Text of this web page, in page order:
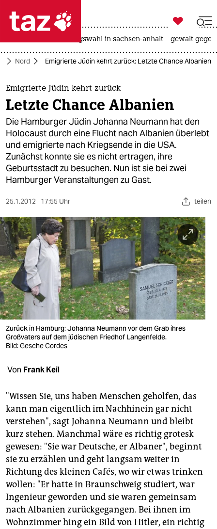
 taz zahl ich
taz zahl ich
themen
politik
öko
gesellschaft
kultur
sport
berlin
nord
wahrheit
verlag
verlag
veranstaltungen
shop
abo
genossenschaft
epaper login

taz zahl ich
landtagswahl in sachsen-anhalt gewalt
Nord Emigrierte Jüdin kehrt zurück: Letzte Chance Albanien
Emigrierte Jüdin kehrt zurück
Letzte Chance Albanien
Die Hamburger Jüdin Johanna Neumann hat den
Holocaust durch eine Flucht nach Albanien überlebt
und emigrierte nach Kriegsende in die USA.
Zunächst konnte sie es nicht ertragen, ihre
Geburtsstadt zu besuchen. Nun ist sie bei zwei
Hamburger Veranstaltungen zu Gast.
25.1.2012 17:55 Uhr teilen
Zurück in Hamburg: Johanna Neumann vor dem Grab ihres
Großvaters auf dem jüdischen Friedhof Langenfelde.
Bild: Gesche Cordes
Von Frank Keil
"Wissen Sie, uns haben Menschen geholfen, das
kann man eigentlich im Nachhinein gar nicht
verstehen", sagt Johanna Neumann und bleibt
kurz stehen. Manchmal wäre es richtig grotesk
gewesen: "Sie war Deutsche, er Albaner", beginnt
sie zu erzählen und geht langsam weiter in
Richtung des kleinen Cafés, wo wir etwas trinken
wollen: "Er hatte in Braunschweig studiert, war
Ingenieur geworden und sie waren gemeinsam
nach Albanien zurückgegangen. Bei ihnen im
Wohnzimmer hing ein Bild von Hitler, ein richtig